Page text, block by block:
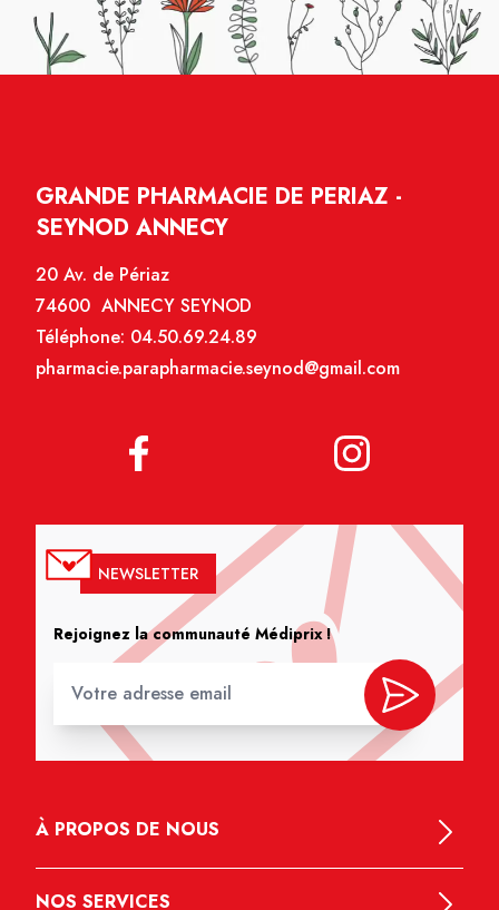
GRANDE PHARMACIE DE PERIAZ -
SEYNOD ANNECY
20 Av. de Périaz
74600 ANNECY SEYNOD
Téléphone: 04.50.69.24.89
pharmacie.parapharmacie.seynod@gmail.com
NEWSLETTER
Rejoignez la communauté Médiprix !
À PROPOS DE NOUS
NOS SERVICES